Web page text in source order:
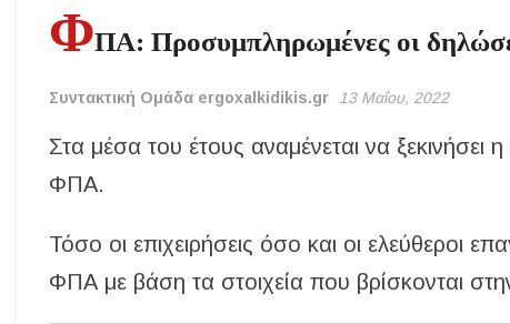
ΦΠΑ: Προσυμπληρωμένες οι
Συντακτική Ομάδα ergoxalkidikis.gr 13 Μαΐου, 2022
Στα μέσα του έτους αναμένεται να
ΦΠΑ.
Τόσο οι επιχειρήσεις όσο και οι ελεύθεροι
ΦΠΑ με βάση τα στοιχεία που βρίσκονται